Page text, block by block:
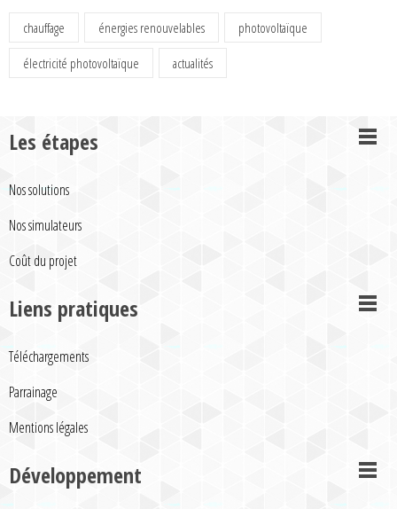
chauffage énergies renouvelables
photovoltaïque
électricité photovoltaïque
actualités
Les étapes
Nos solutions
Nos simulateurs
Coût du projet
Liens pratiques
Téléchargements
Parrainage
Mentions légales
Développement